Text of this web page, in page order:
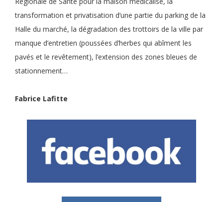
transformation et privatisation d’une partie du parking de la
Halle du marché, la dégradation des trottoirs de la ville par
manque d’entretien (poussées d’herbes qui abîment les
pavés et le revêtement), l’extension des zones bleues de
stationnement…
Fabrice Lafitte